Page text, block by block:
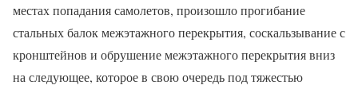
местах попадания самолетов, произошло прогибание
стальных балок межэтажного перекрытия, соскальзывание с
кронштейнов и обрушение межэтажного перекрытия вниз
на следующее, которое в свою очередь под тяжестью